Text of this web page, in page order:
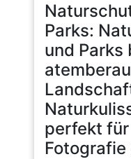
Parks:
und Parks
perfekt
Fotografie